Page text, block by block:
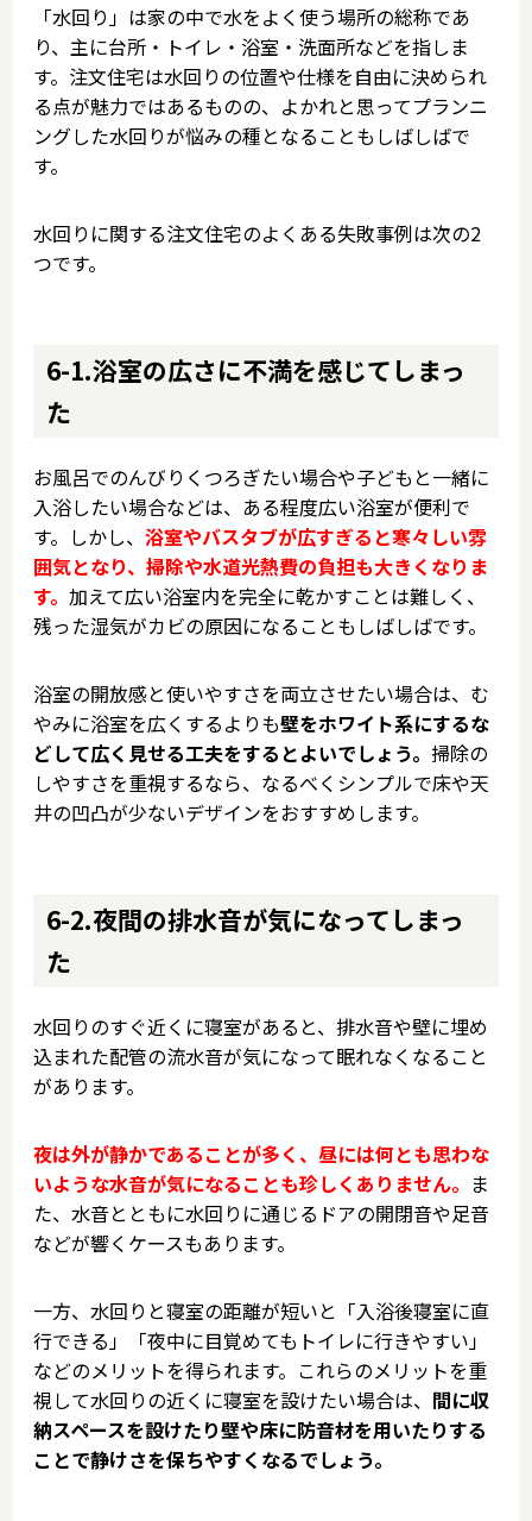
「水回り」は家の中で水をよく使う場所の総称であ
り、主に台所・トイレ・浴室・洗面所などを指しま
す。注文住宅は水回りの位置や仕様を自由に決められ
る点が魅力ではあるものの、よかれと思ってプランニ
ングした水回りが悩みの種となることもしばしばで
す。
水回りに関する注文住宅のよくある失敗事例は次の2
つです。
6-1.浴室の広さに不満を感じてしまっ
た
お風呂でのんびりくつろぎたい場合や子どもと一緒に
入浴したい場合などは、ある程度広い浴室が便利で
す。しかし、浴室やバスタブが広すぎると寒々しい雰
囲気となり、掃除や水道光熱費の負担も大きくなりま
す。加えて広い浴室内を完全に乾かすことは難しく、
残った湿気がカビの原因になることもしばしばです。
浴室の開放感と使いやすさを両立させたい場合は、む
やみに浴室を広くするよりも壁をホワイト系にするな
どして広く見せる工夫をするとよいでしょう。掃除の
しやすさを重視するなら、なるべくシンプルで床や天
井の凹凸が少ないデザインをおすすめします。
6-2.夜間の排水音が気になってしまっ
た
水回りのすぐ近くに寝室があると、排水音や壁に埋め
込まれた配管の流水音が気になって眠れなくなること
があります。
夜は外が静かであることが多く、昼には何とも思わな
いような水音が気になることも珍しくありません。 ま
た、水音とともに水回りに通じるドアの開閉音や足音
などが響くケースもあります。
一方、水回りと寝室の距離が短いと「入浴後寝室に直
行できる」「夜中に目覚めてもトイレに行きやすい」
などのメリットを得られます。これらのメリットを重
視して水回りの近くに寝室を設けたい場合は、 間に収
納スペースを設けたり壁や床に防音材を用いたりする
ことで静けさを保ちやすくなるでしょう。